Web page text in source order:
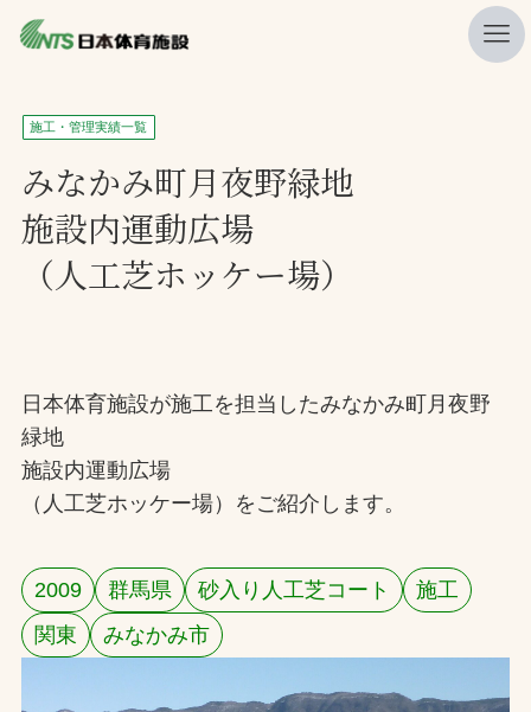
私たちの強み
ニュース
プレスリリース
レポート
会社概要
採用情報
お問合せ
お取引先の皆様へ
施工・管理実績一覧
みなかみ町月夜野緑地
施設内運動広場
（人工芝ホッケー場）
日本体育施設が施工を担当したみなかみ町月夜野
緑地
施設内運動広場
（人工芝ホッケー場）をご紹介します。
2009 群馬県 砂入り人工芝コート
施工
関東
みなかみ市